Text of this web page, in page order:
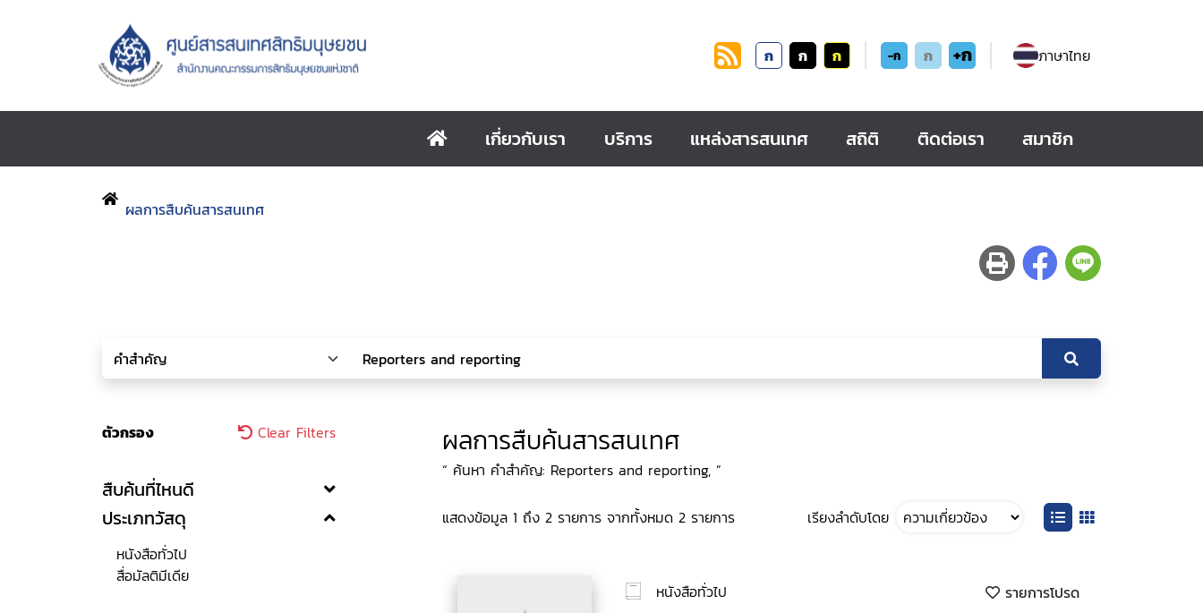
ก ก ก -ก ก +ก ภาษาไทย
เกี่ยวกับเรา บริการ แหล่งสารสนเทศ สถิติ ติดต่อเรา สมาชิก
ผลการสืบค้นสารสนเทศ
ตัวกรอง Clear Filters
สืบค้นที่ไหนดี
ประเภทวัสดุ
หนังสือทั่วไป
สื่อมัลติมีเดีย
ผลการสืบค้นสารสนเทศ
“ ค้นหา คำสำคัญ: Reporters and reporting, ”
แสดงข้อมูล 1 ถึง 2 รายการ จากทั้งหมด 2 รายการ เรียงลำดับโดย
หนังสือทั่วไป รายการโปรด